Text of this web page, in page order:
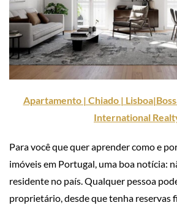
Apartamento | Chiado |
International
Para você que quer aprender como e
imóveis em Portugal, uma boa notícia:
residente no país. Qualquer pessoa
proprietário, desde que tenha reservas